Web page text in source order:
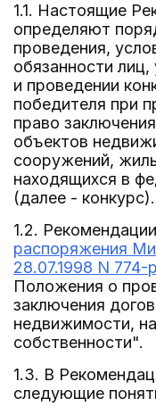
1.1. Настоящие
определяют
проведения,
обязанности
и проведении
победителя при
право
объектов
сооружений,
находящихся в
(далее - конкурс).
1.2.
распоряжения
28.07.1998 N 774-р
Положения о
заключения
недвижимости,
собственности".
1.3. В
следующие